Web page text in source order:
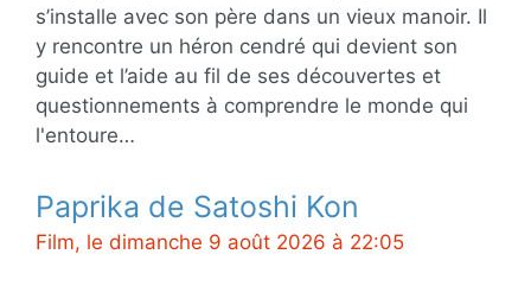
s’installe avec son père dans un vieux manoir. Il
y rencontre un héron cendré qui devient son
guide et l’aide au fil de ses découvertes et
questionnements à comprendre le monde qui
l'entoure…
Paprika de Satoshi Kon
Film, le dimanche 9 août 2026 à 22:05